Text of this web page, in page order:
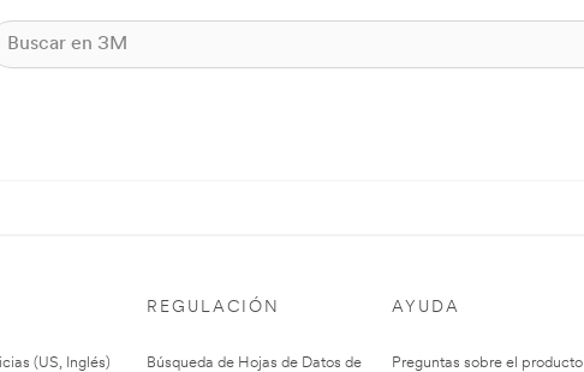
(US, Inglés)
REGULACIÓN
Búsqueda de Hojas de Datos de
AYUDA
Preguntas sobre el producto